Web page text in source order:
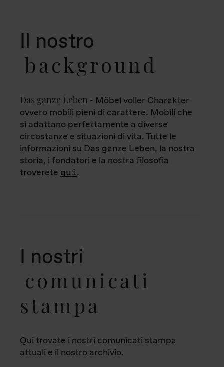
Il nostro
background
Das ganze Leben - Möbel voller Charakter
ovvero mobili pieni di carattere. Mobili che
si adattano perfettamente a diverse
circostanze e situazioni di vita. Tutte le
informazioni su Das ganze Leben, la nostra
storia, i fondatori e la nostra filosofia
troverete qui.
I nostri
comunicati
stampa
Qui trovate i nostri comunicati stampa
attuali e il nostro archivio.